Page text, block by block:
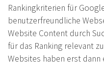
Rankingkriterien für
benutzerfreundliche
Website Content durch
für das Ranking relevant
Websites haben erst